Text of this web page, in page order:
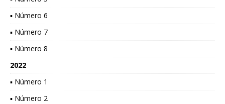
▪ Número 6
▪ Número 7
▪ Número 8
2022
▪ Número 1
▪ Número 2